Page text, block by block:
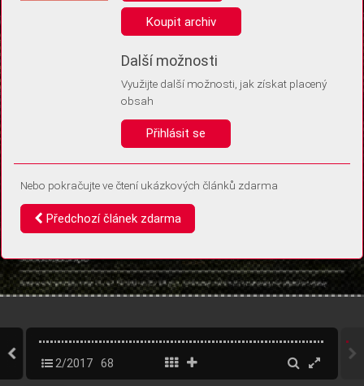
Anonymní unikátní ID
Díky němu příště poznáme, že se jedná o stejné zařízení, a
Identifikátor je zcela anonymní.
Vaše souhlasy a odmítnutí si ukládáme do vašeho zařízení, abychom se
vás už příště znovu neptali. Můžete je kdykoli později upravit ve Správě
2/2017 68
Koupit archiv
Další možnosti
Využijte další možnosti, jak získat placený
obsah
Přihlásit se
Nebo pokračujte ve čtení ukázkových článků zdarma
Předchozí článek zdarma